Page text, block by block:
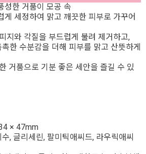
성한 거품이 모공 속
게 세정하여 맑고 깨끗한 피부로 가꾸어
지와 각질을 부드럽게 불려 제거하고,
한 수분감을 더해 피부를 맑고 산뜻하게
거품으로 기분 좋은 세안을 즐길 수 있
× 47mm
, 글리세린, 팔미틱애씨드, 라우릭애씨